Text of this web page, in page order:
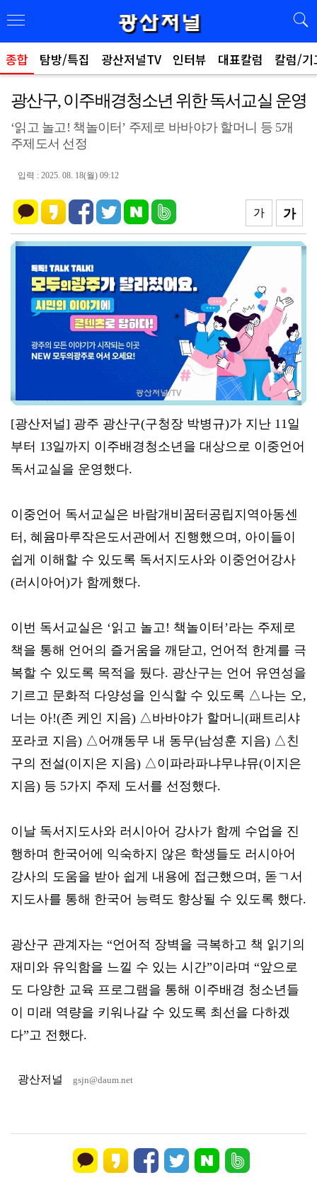
종합 탐방/특집 광산저널TV 인터뷰 대표칼럼 칼럼/기
광산구, 이주배경청소년 위한 독서교실 운영
‘읽고 놀고! 책놀이터’ 주제로 바바야가 할머니 등 5개
주제도서 선정
입력 : 2025. 08. 18(월) 09:12
가
가
[광산저널] 광주 광산구(구청장 박병규)가 지난 11일
부터 13일까지 이주배경청소년을 대상으로 이중언어
독서교실을 운영했다.
이중언어 독서교실은 바람개비꿈터공립지역아동센
터, 혜윰마루작은도서관에서 진행했으며, 아이들이
쉽게 이해할 수 있도록 독서지도사와 이중언어강사
(러시아어)가 함께했다.
이번 독서교실은 ‘읽고 놀고! 책놀이터’라는 주제로
책을 통해 언어의 즐거움을 깨닫고, 언어적 한계를 극
복할 수 있도록 목적을 뒀다. 광산구는 언어 유연성을
기르고 문화적 다양성을 인식할 수 있도록 △나는 오,
너는 아!(존 케인 지음) △바바야가 할머니(패트리샤
포라코 지음) △어꺠동무 내 동무(남성훈 지음) △친
구의 전설(이지은 지음) △이파라파냐무냐뮤(이지은
지음) 등 5가지 주제 도서를 선정했다.
이날 독서지도사와 러시아어 강사가 함께 수업을 진
행하며 한국어에 익숙하지 않은 학생들도 러시아어
강사의 도움을 받아 쉽게 내용에 접근했으며, 돋ㄱ서
지도사를 통해 한국어 능력도 향상될 수 있도록 했다.
광산구 관계자는 “언어적 장벽을 극복하고 책 읽기의
재미와 유익함을 느낄 수 있는 시간”이라며 “앞으로
도 다양한 교육 프로그램을 통해 이주배경 청소년들
이 미래 역량을 키워나갈 수 있도록 최선을 다하겠
다”고 전했다.
광산저널 gsjn@daum.net